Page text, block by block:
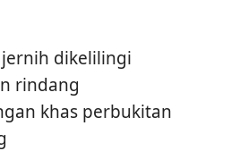
dikelilingi
rindang
khas perbukitan